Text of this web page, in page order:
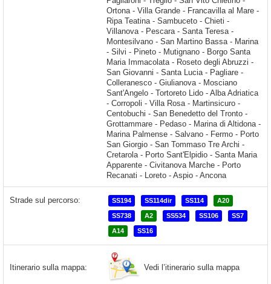
Strade sul percorso: SS194 SS114dir SS114 A20
SS738 A2 SS534 SS106 SS7
A14 SS16
Itinerario sulla mappa: Vedi l’itinerario sulla mappa